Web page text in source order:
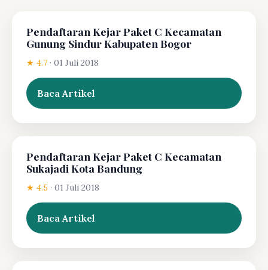
Pendaftaran Kejar Paket C Kecamatan
Gunung Sindur Kabupaten Bogor
★ 4.7 · 01 Juli 2018
Baca Artikel
Pendaftaran Kejar Paket C Kecamatan
Sukajadi Kota Bandung
★ 4.5 · 01 Juli 2018
Baca Artikel